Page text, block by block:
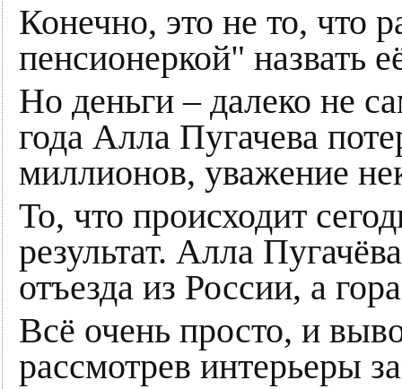
Конечно, это не то, что
пенсионеркой" назвать
Но деньги – далеко не
года Алла Пугачева
миллионов, уважение
То, что происходит
результат. Алла
отъезда из России, а
Всё очень просто, и
рассмотрев интерьеры